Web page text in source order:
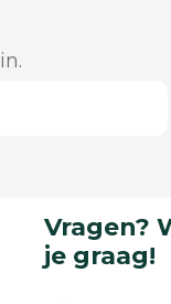
Vragen?
je graag!